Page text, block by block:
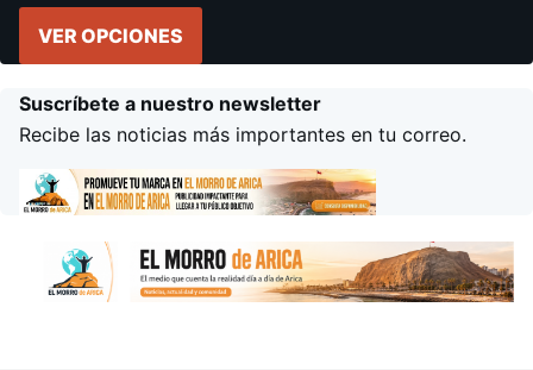
VER OPCIONES
Suscríbete a nuestro newsletter
Recibe las noticias más importantes en tu correo.